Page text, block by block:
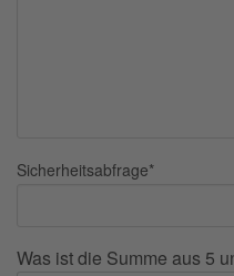
Sicherheitsabfrage*
Was ist die Summe aus 5